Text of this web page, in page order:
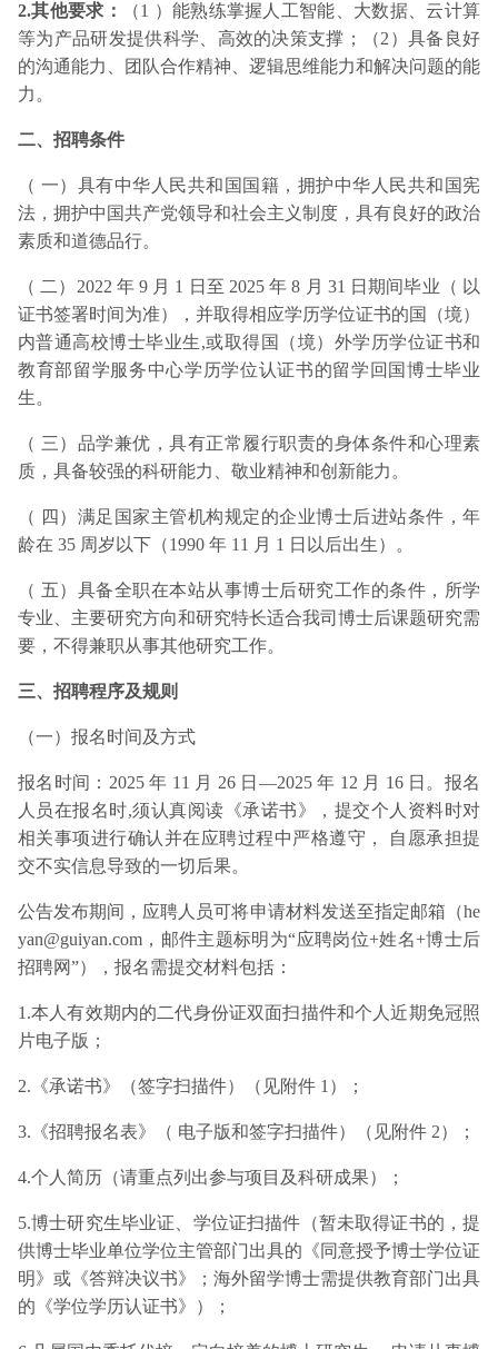
2.其他要求：
（1 ）能熟练掌握人工智能、大数据、云计算
等为产品研发提供科学、高效的决策支撑；（2）具备良好
的沟通能力、团队合作精神、逻辑思维能力和解决问题的能
力。
二、招聘条件
（ 一）具有中华人民共和国国籍，拥护中华人民共和国宪
法，拥护中国共产党领导和社会主义制度，具有良好的政治
素质和道德品行。
（ 二）2022 年 9 月 1 日至 2025 年 8 月 31 日期间毕业（ 以
证书签署时间为准），并取得相应学历学位证书的国（境）
内普通高校博士毕业生,或取得国（境）外学历学位证书和
教育部留学服务中心学历学位认证书的留学回国博士毕业
生。
（ 三）品学兼优，具有正常履行职责的身体条件和心理素
质，具备较强的科研能力、敬业精神和创新能力。
（ 四）满足国家主管机构规定的企业博士后进站条件，年
龄在 35 周岁以下（1990 年 11 月 1 日以后出生）。
（ 五）具备全职在本站从事博士后研究工作的条件，所学
专业、主要研究方向和研究特长适合我司博士后课题研究需
要，不得兼职从事其他研究工作。
三、招聘程序及规则
（一）报名时间及方式
报名时间：2025 年 11 月 26 日—2025 年 12 月 16 日。报名
人员在报名时,须认真阅读《承诺书》，提交个人资料时对
相关事项进行确认并在应聘过程中严格遵守， 自愿承担提
交不实信息导致的一切后果。
公告发布期间，应聘人员可将申请材料发送至指定邮箱（he
yan@guiyan.com，邮件主题标明为“应聘岗位+姓名+博士后
招聘网”），报名需提交材料包括：
1.本人有效期内的二代身份证双面扫描件和个人近期免冠照
片电子版；
2.《承诺书》（签字扫描件）（见附件 1）；
3.《招聘报名表》（ 电子版和签字扫描件）（见附件 2）；
4.个人简历（请重点列出参与项目及科研成果）；
5.博士研究生毕业证、学位证扫描件（暂未取得证书的，提
供博士毕业单位学位主管部门出具的《同意授予博士学位证
明》或《答辩决议书》；海外留学博士需提供教育部门出具
的《学位学历认证书》）；